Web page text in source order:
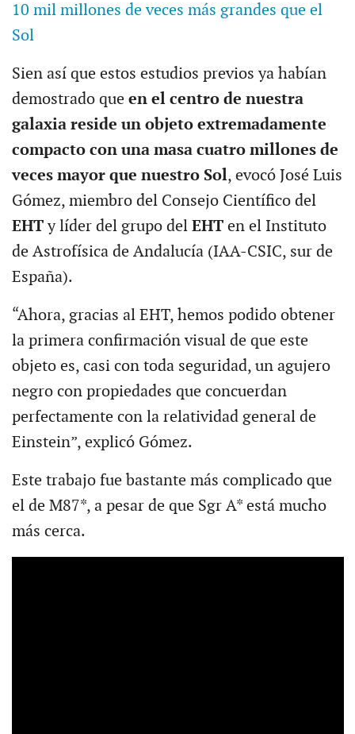
10 mil millones de veces más grandes que el
Sol
Sien así que estos estudios previos ya habían
demostrado que en el centro de nuestra
galaxia reside un objeto extremadamente
compacto con una masa cuatro millones de
veces mayor que nuestro Sol, evocó José Luis
Gómez, miembro del Consejo Científico del
EHTy líder del grupo del EHTen el Instituto
de Astrofísica de Andalucía (IAA-CSIC, sur de
España).
“Ahora, gracias al EHT, hemos podido obtener
la primera confirmación visual de que este
objeto es, casi con toda seguridad, un agujero
negro con propiedades que concuerdan
perfectamente con la relatividad general de
Einstein”, explicó Gómez.
Este trabajo fue bastante más complicado que
el de M87*, a pesar de que Sgr A* está mucho
más cerca.